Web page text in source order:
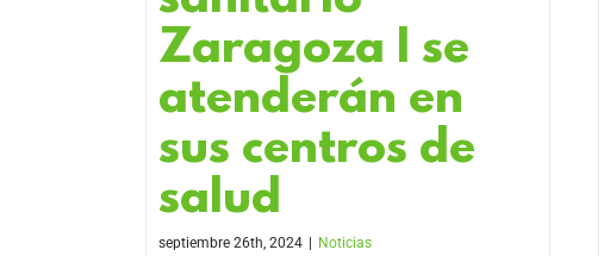
Zaragoza I se
atenderán en
sus centros de
salud
septiembre 26th, 2024 Noticias